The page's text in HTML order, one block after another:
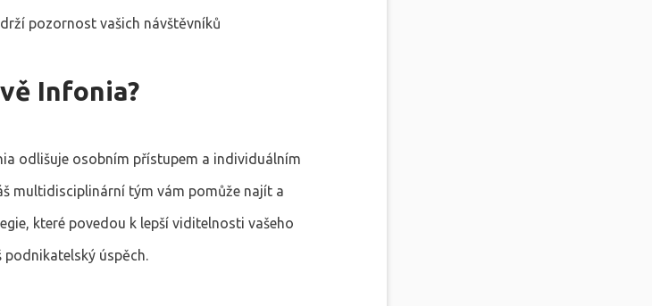
pozornost vašich návštěvníků
Infonia?
odlišuje osobním přístupem a individuálním
multidisciplinární tým vám pomůže najít a
které povedou k lepší viditelnosti vašeho
podnikatelský úspěch.